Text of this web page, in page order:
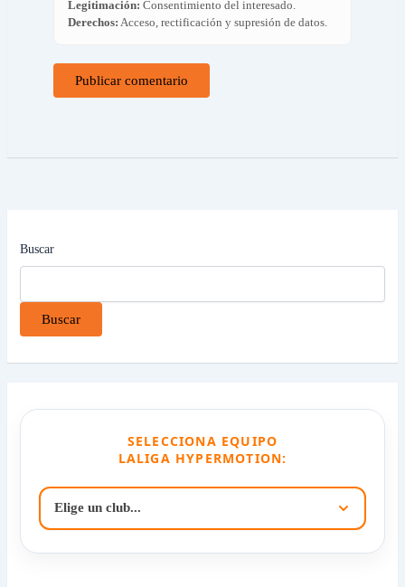
Legitimación: Consentimiento del interesado.
Derechos: Acceso, rectificación y supresión de datos.
Buscar
Buscar
SELECCIONA EQUIPO
LALIGA HYPERMOTION: